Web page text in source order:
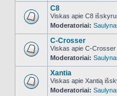
NO_UNREAD_POSTS
C8
Viskas apie C8
Moderatoriai:
NO_UNREAD_POSTS
C-Crosser
Viskas apie C-
Moderatoriai:
NO_UNREAD_POSTS
Xantia
Viskas apie Xantią
Moderatoriai: